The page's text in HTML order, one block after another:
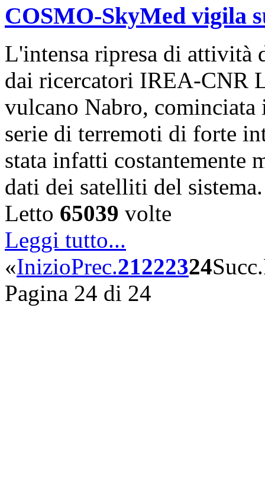
COSMO-SkyMed vigila
L'intensa ripresa di attività
dai ricercatori IREA-CNR
vulcano Nabro,
serie di terremoti di forte
stata infatti costantemente
dati dei satelliti del
Letto 65039 volte
Leggi tutto...
«InizioPrec.21222324Succ.
Pagina 24 di 24